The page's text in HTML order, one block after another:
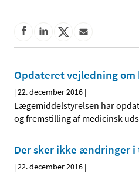
Opdateret vejledning
|22. december 2016 |
Lægemiddelstyrelsen har
og fremstilling af medicinsk
Der sker ikke ændringer i
|22. december 2016 |